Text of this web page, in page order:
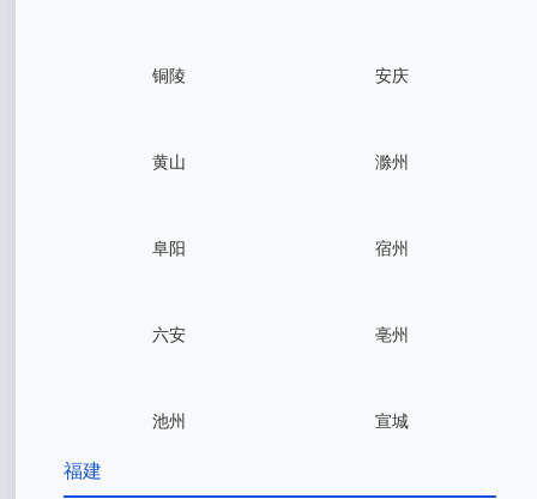
铜陵 安庆
黄山 滁州
阜阳 宿州
六安 亳州
池州 宣城
福建